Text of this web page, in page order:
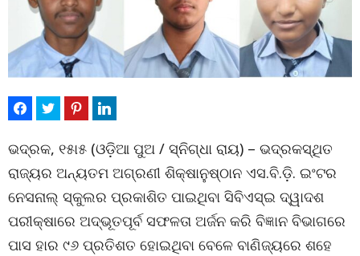
ଭଦ୍ରକ, ୧୫ା୫ (ଓଡ଼ିଆ ପୁଅ / ସ୍ନିଗ୍ଧା ରାୟ) – ଭଦ୍ରକସ୍ଥିତ
ରାଜ୍ୟର ଅନ୍ୟତମ ଅଗ୍ରଣୀ ଶିକ୍ଷାନୁଷ୍ଠାନ ଏସ.ବି.ଡ଼ି. ଇଂଟର
ନେସନାଲ୍ ସ୍କୁଲର ପ୍ରକାଶିତ ପାଇଥିବା ସିବିଏସ୍‌ଇ ଦ୍ୱାଦଶ
ପରୀକ୍ଷାରେ ଅଦ୍ଭୂତପୂର୍ବ ସଫଳତା ଅର୍ଜନ କରି ବିଜ୍ଞାନ ବିଭାଗରେ
ପାସ ହାର ୯୬ ପ୍ରତିଶତ ହୋଇଥିବା ବେଳେ ବାଣିଜ୍ୟରେ ଶହେ